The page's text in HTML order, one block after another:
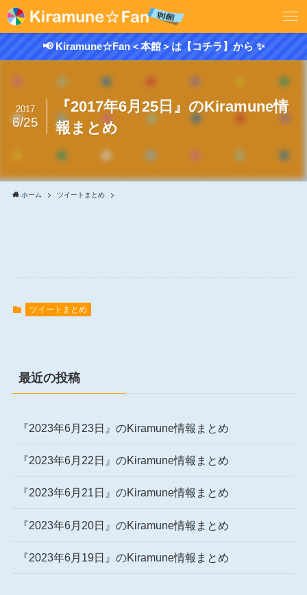
📢 Kiramune☆Fan＜本館＞は【コチラ】から ✨
『2017年6月25日』のKiramune情
報まとめ
2017
6/25
ホーム ツイートまとめ
ツイートまとめ
最近の投稿
『2023年6月23日』のKiramune情報まとめ
『2023年6月22日』のKiramune情報まとめ
『2023年6月21日』のKiramune情報まとめ
『2023年6月20日』のKiramune情報まとめ
『2023年6月19日』のKiramune情報まとめ